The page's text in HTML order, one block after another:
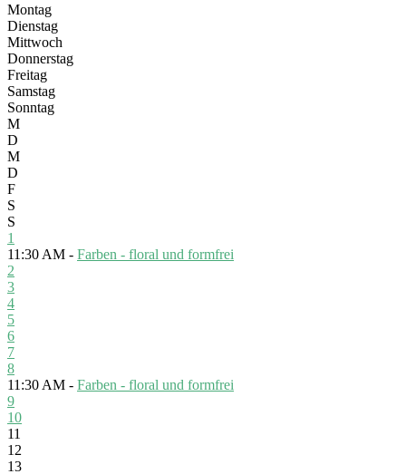
Montag
Dienstag
Mittwoch
Donnerstag
Freitag
Samstag
Sonntag
M
D
M
D
F
S
S
1
11:30 AM - Farben - floral und formfrei
2
3
4
5
6
7
8
11:30 AM - Farben - floral und formfrei
9
10
11
12
13